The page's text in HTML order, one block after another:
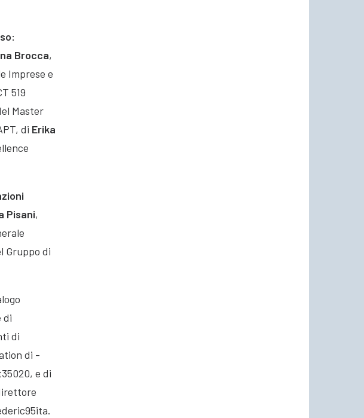
Brocca,
Imprese e
519
Master
di Erika
Pisani,
Gruppo di
di
di
di -
e di